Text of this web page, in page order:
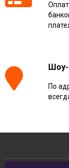
Шоу-
По